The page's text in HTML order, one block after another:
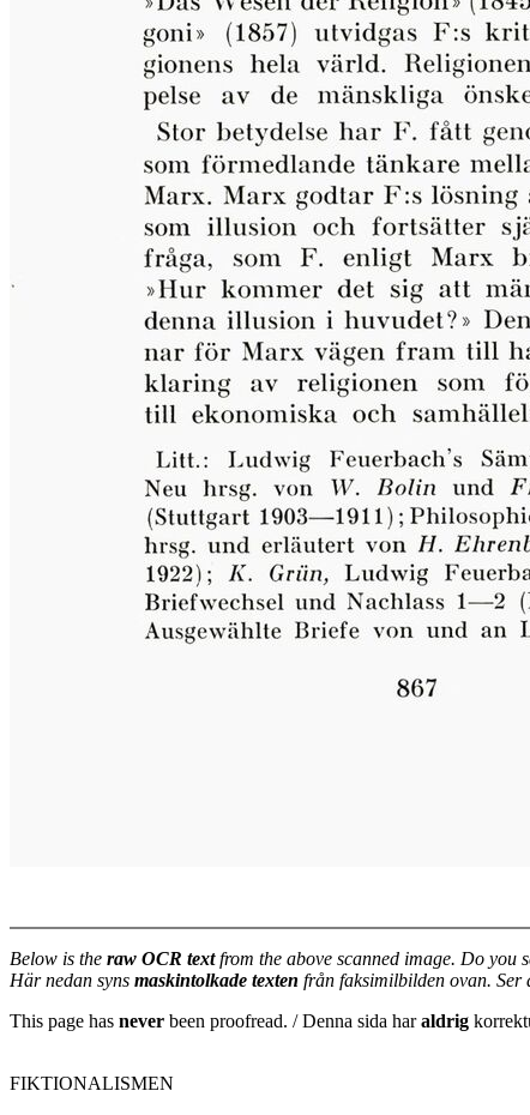
Below is the raw OCR textfrom the above scanned image. Do you
Här nedan syns maskintolkade texten från faksimilbilden ovan. Ser
This page has never been proofread. / Denna sida haraldrig
FIKTIONALISMEN